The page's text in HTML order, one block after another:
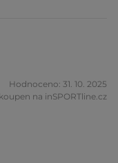
Hodnoceno: 31. 10. 2025
na inSPORTline.cz